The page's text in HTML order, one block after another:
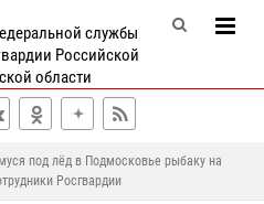
службы
Российской
области
под лёд в Подмосковье рыбаку на
Росгвардии